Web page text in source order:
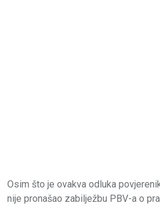
Osim što je ovakva odluka
nije pronašao zabilježbu PBV-a o